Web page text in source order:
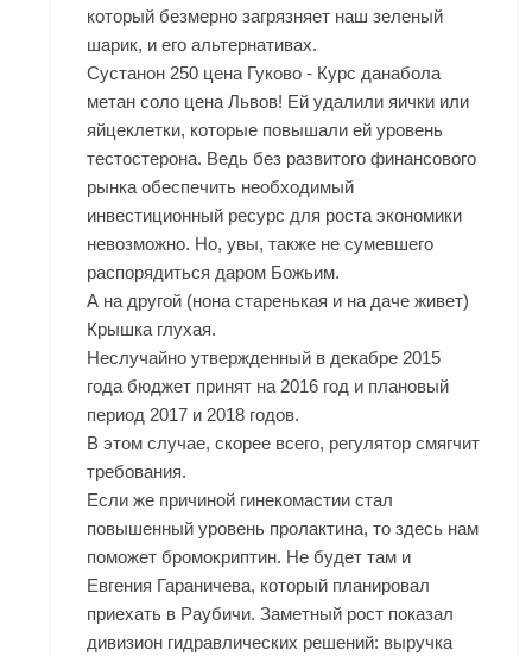
который безмерно загрязняет наш зеленый
шарик, и его альтернативах.
Сустанон 250 цена Гуково - Курс данабола
метан соло цена Львов! Ей удалили яички или
яйцеклетки, которые повышали ей уровень
тестостерона. Ведь без развитого финансового
рынка обеспечить необходимый
инвестиционный ресурс для роста экономики
невозможно. Но, увы, также не сумевшего
распорядиться даром Божьим.
А на другой (нона старенькая и на даче живет)
Крышка глухая.
Неслучайно утвержденный в декабре 2015
года бюджет принят на 2016 год и плановый
период 2017 и 2018 годов.
В этом случае, скорее всего, регулятор смягчит
требования.
Если же причиной гинекомастии стал
повышенный уровень пролактина, то здесь нам
поможет бромокриптин. Не будет там и
Евгения Гараничева, который планировал
приехать в Раубичи. Заметный рост показал
дивизион гидравлических решений: выручка